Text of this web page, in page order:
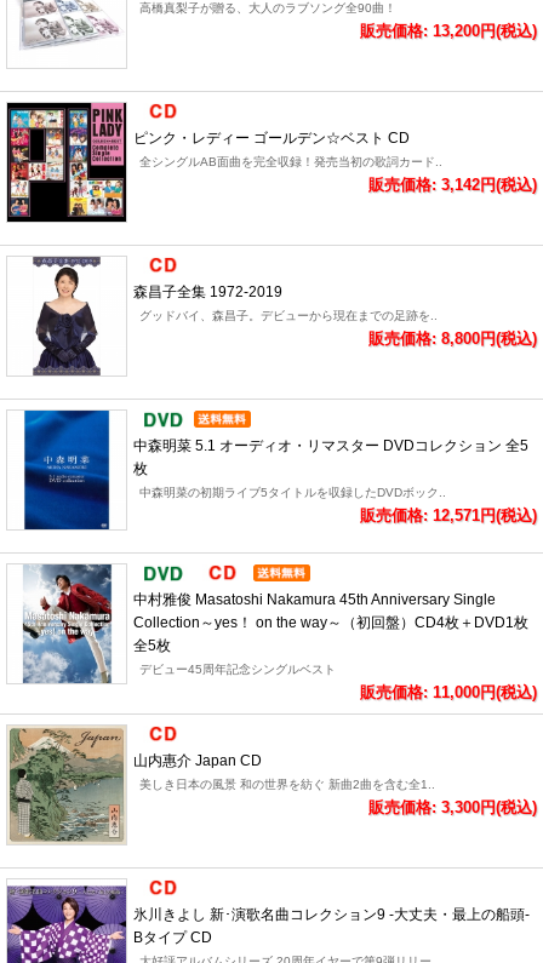
高橋真梨子が贈る、大人のラブソング全90曲！
販売価格: 13,200円(税込)
ピンク・レディー ゴールデン☆ベスト CD
全シングルAB面曲を完全収録！発売当初の歌詞カード..
販売価格: 3,142円(税込)
森昌子全集 1972-2019
グッドバイ、森昌子。デビューから現在までの足跡を..
販売価格: 8,800円(税込)
中森明菜 5.1 オーディオ・リマスター DVDコレクション 全5
枚
中森明菜の初期ライブ5タイトルを収録したDVDボック..
販売価格: 12,571円(税込)
中村雅俊 Masatoshi Nakamura 45th Anniversary Single
Collection～yes！ on the way～（初回盤）CD4枚＋DVD1枚
全5枚
デビュー45周年記念シングルベスト
販売価格: 11,000円(税込)
山内惠介 Japan CD
美しき日本の風景 和の世界を紡ぐ 新曲2曲を含む全1..
販売価格: 3,300円(税込)
氷川きよし 新･演歌名曲コレクション9 -大丈夫・最上の船頭-
Bタイプ CD